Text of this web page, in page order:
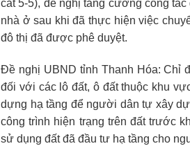
cắt 5-5), đề nghị tăng cường công
nhà ở sau khi đã thực hiện việc
đô thị đã được phê duyệt.
Đề nghị UBND tỉnh Thanh Hóa: Chỉ
đối với các lô đất, ô đất thuộc khu
dựng hạ tầng để người dân tự xây
công trình hiện trạng trên đất trước
sử dụng đất đã đầu tư hạ tầng cho